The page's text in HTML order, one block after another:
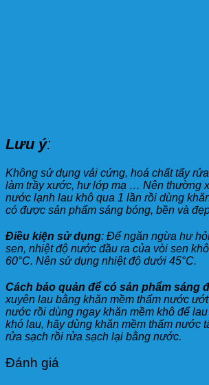
Lưu ý:
Không sử dụng vải cứng, hoá chất tẩy
làm trầy xước, hư lớp mạ … Nên thường
nước lạnh lau khô qua 1 lần rồi dùng
có được sản phẩm sáng bóng, bền và
Điều kiện sử dụng: Để ngăn ngừa hư
sen, nhiệt độ nước đầu ra của vòi sen
60°C. Nên sử dụng nhiệt độ dưới 45°C.
Cách bảo quản để có sản phẩm sáng
xuyên lau bằng khăn mềm thấm nước
nước rồi dùng ngay khăn mềm khô để
khó lau, hãy dùng khăn mềm thấm nước
rửa sạch rồi rửa sạch lại bằng nước.
Đánh giá